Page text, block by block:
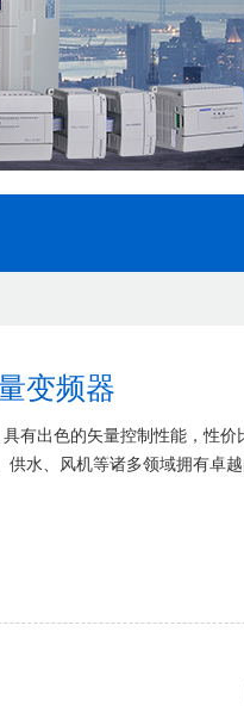
变频器
有出色的矢量控制性能，性价
水、风机等诸多领域拥有卓越